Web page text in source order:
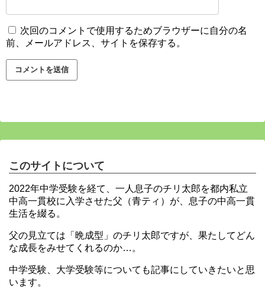
次回のコメントで使用するためブラウザーに自分の名
前、メールアドレス、サイトを保存する。
このサイトについて
2022年中学受験を経て、一人息子のチリ太郎を都内私立
中高一貫校に入学させた父（青ティ）が、息子の中高一貫
生活を綴る。
父の見立ては「晩成型」のチリ太郎ですが、果たしてどん
な成長をみせてくれるのか…。
中学受験、大学受験等についても記事にしていきたいと思
います。